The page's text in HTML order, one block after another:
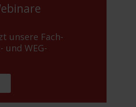
unsere Fach-
und WEG-